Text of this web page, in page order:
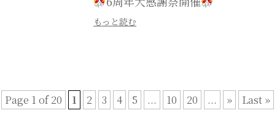
もっと読む
Page 1 of 20 1 2 3 4 5 ... 10 20 ... » Last »